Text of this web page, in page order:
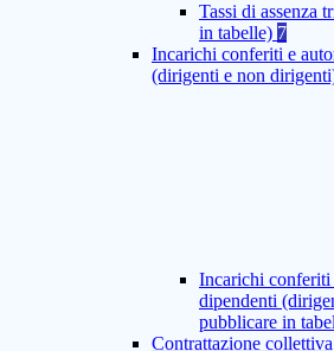
Tassi di assenza
in tabelle) 7
Incarichi conferiti e
(dirigenti e non
Incarichi conferiti
dipendenti
pubblicare in
Contrattazione collettiva